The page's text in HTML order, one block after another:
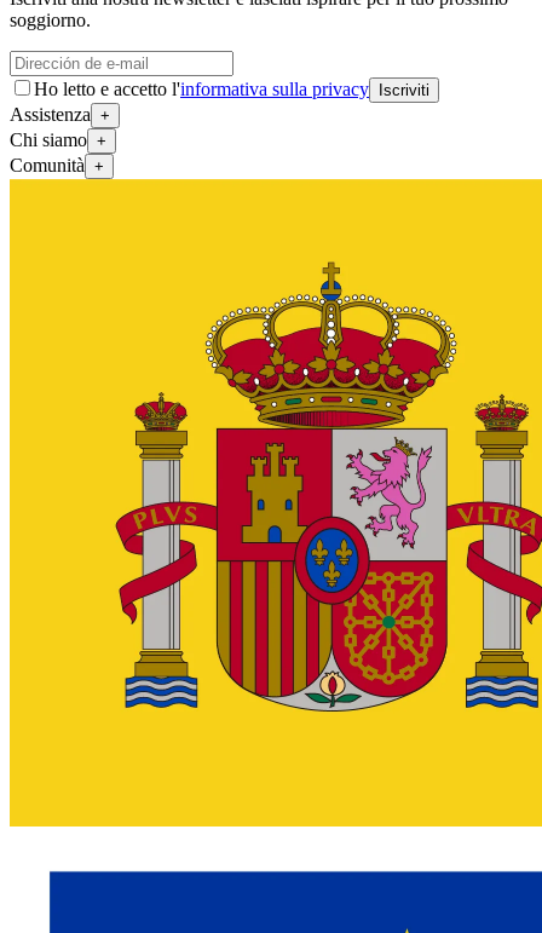
soggiorno.
Ho letto e accetto l'informativa sulla privacy Iscriviti
Assistenza +
Chi siamo +
Comunità +